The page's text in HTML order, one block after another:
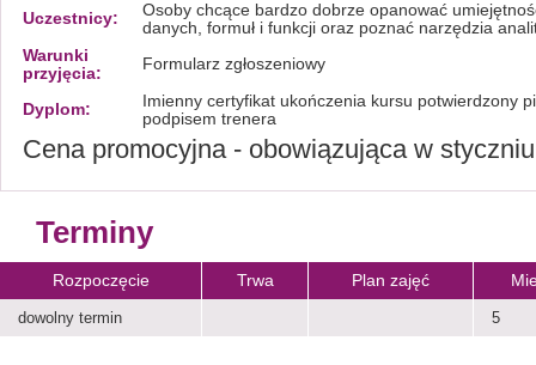
Uczestnicy:
Osoby chcące bardzo dobrze opanować
danych, formuł i funkcji oraz poznać narzędzia
Warunki
przyjęcia:
Formularz zgłoszeniowy
Dyplom:
Imienny certyfikat ukończenia kursu potwierdzony
podpisem trenera
Cena promocyjna - obowiązująca w
Terminy
Rozpoczęcie Trwa Plan zajęć
dowolny termin 5